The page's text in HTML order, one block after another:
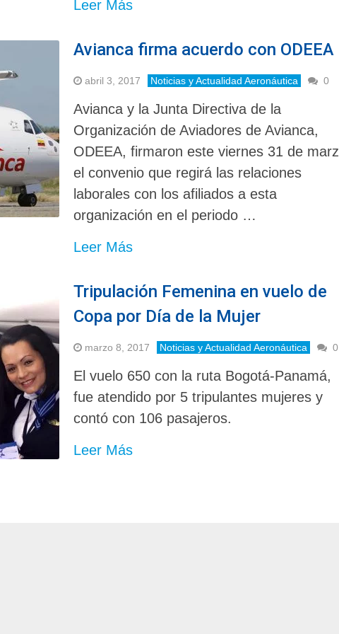
Leer Más
Avianca firma acuerdo con ODEEA
abril 3, 2017 Noticias y Actualidad Aeronáutica 0
Avianca y la Junta Directiva de la
Organización de Aviadores de Avianca,
ODEEA, firmaron este viernes 31 de
el convenio que regirá las relaciones
laborales con los afiliados a esta
organización en el periodo …
Leer Más
Tripulación Femenina en vuelo de
Copa por Día de la Mujer
marzo 8, 2017 Noticias y Actualidad Aeronáutica 0
El vuelo 650 con la ruta Bogotá-Panamá,
fue atendido por 5 tripulantes mujeres y
contó con 106 pasajeros.
Leer Más